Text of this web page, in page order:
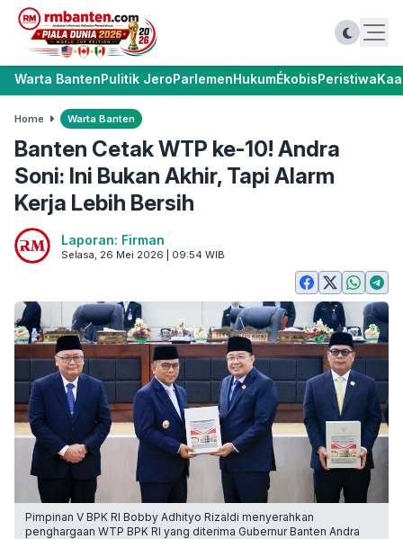
Warta BantenPulitik JeroParlemenHukumÉkobisPeristiwa
Home Warta Banten
Banten Cetak WTP ke-10! Andra
Soni: Ini Bukan Akhir, Tapi Alarm
Kerja Lebih Bersih
Laporan: Firman
Selasa, 26 Mei 2026 | 09:54 WIB
Pimpinan V BPK RI Bobby Adhityo Rizaldi menyerahkan
penghargaan WTP BPK RI yang diterima Gubernur Banten Andra